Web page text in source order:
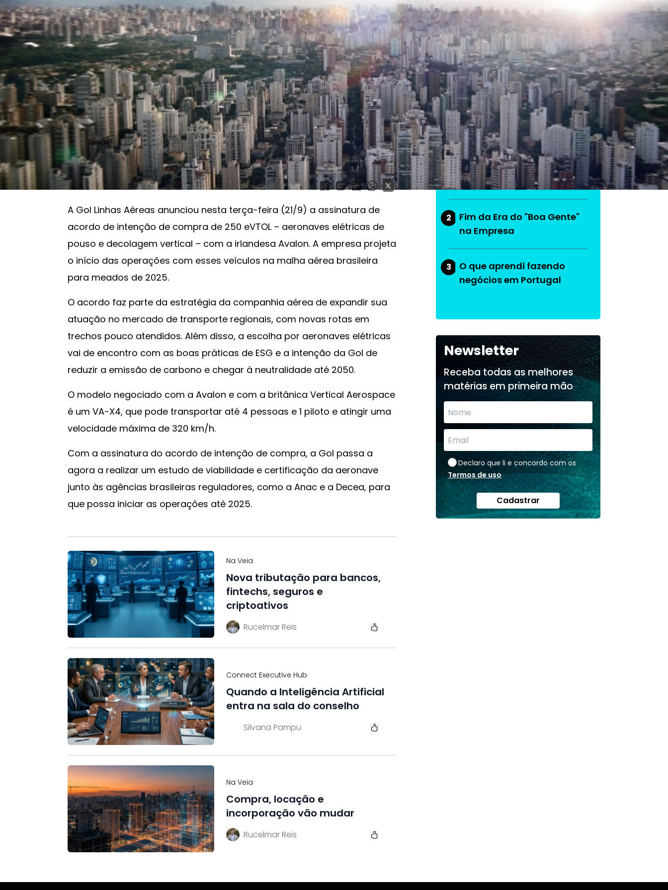
Gol faz acordo para 250 aeronaves elétricas de pouso e decolagem vertical
Aeronaves elétricas
Gol anuncia compra de frota de eVTOL,
táxis aéreos elétricos para 2025
GazzConecta
21/09/2021 19:52
A Gol Linhas Aéreas anunciou nesta terça-feira (21/9) a assinatura de
acordo de intenção de compra de 250 eVTOL – aeronaves elétricas de
pouso e decolagem vertical – com a irlandesa Avalon. A empresa projeta
o início das operações com esses veículos na malha aérea brasileira
para meados de 2025.
O acordo faz parte da estratégia da companhia aérea de expandir sua
atuação no mercado de transporte regionais, com novas rotas em
trechos pouco atendidos. Além disso, a escolha por aeronaves elétricas
vai de encontro com as boas práticas de ESG e a intenção da Gol de
reduzir a emissão de carbono e chegar à neutralidade até 2050.
O modelo negociado com a Avalon e com a britânica Vertical Aerospace
é um VA-X4, que pode transportar até 4 pessoas e 1 piloto e atingir uma
velocidade máxima de 320 km/h.
Com a assinatura do acordo de intenção de compra, a Gol passa a
agora a realizar um estudo de viabilidade e certificação da aeronave
junto às agências brasileiras reguladores, como a Anac e a Decea, para
que possa iniciar as operações até 2025.
Na Veia
Nova tributação para bancos,
fintechs, seguros e
criptoativos
Rucelmar Reis
Connect Executive Hub
Quando a Inteligência Artificial
entra na sala do conselho
Silvana Pampu
Na Veia
Compra, locação e
incorporação vão mudar
Rucelmar Reis
As mais lidas da
semana
1
Do produto ao ecossistema:
como empresas estão
criando vantagem
competitiva
2
Fim da Era do "Boa Gente"
na Empresa
3
O que aprendi fazendo
negócios em Portugal
Newsletter
Receba todas as melhores
matérias em primeira mão
Declaro que li e concordo com os
Termos de uso
Cadastrar